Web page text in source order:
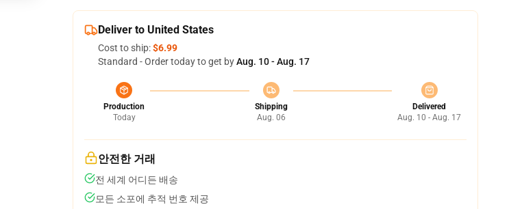
Deliver to United States
Cost to ship:$6.99
Standard - Order today to get byAug. 10 - Aug. 17
Production
Today
Shipping
Aug. 06
Delivered
Aug. 10 - Aug. 17
안전한 거래
전 세계 어디든 배송
모든 소포에 추적 번호 제공